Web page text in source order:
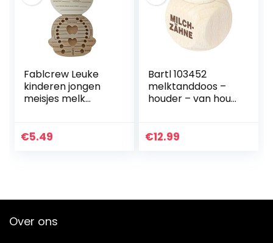
Fablcrew Leuke
kinderen jongen
meisjes melk
souvenirbox
€5.49
Bartl 103452
melktanddoos –
houder – van hout
geschenk
€12.99
Over ons